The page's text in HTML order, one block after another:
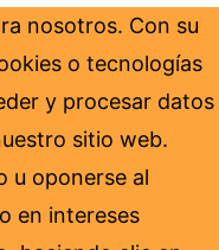
nosotros. Con su
o tecnologías
y procesar datos
sitio web.
u oponerse al
en intereses